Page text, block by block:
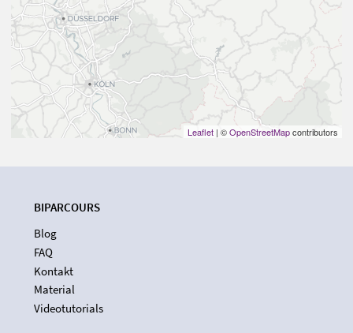
Leaflet | ©OpenStreetMapcontributors
BIPARCOURS
Blog
FAQ
Kontakt
Material
Videotutorials